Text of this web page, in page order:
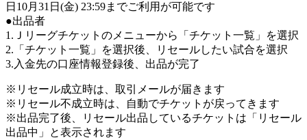
日10月31日(金) 23:59までご利用が可能です
●出品者
1.Ｊリーグチケットのメニューから「チケット一覧」を選択
2.「チケット一覧」を選択後、リセールしたい試合を選択
3.入金先の口座情報登録後、出品が完了
※リセール成立時は、取引メールが届きます
※リセール不成立時は、自動でチケットが戻ってきます
※出品完了後、リセール出品しているチケットは「リセール
出品中」と表示されます